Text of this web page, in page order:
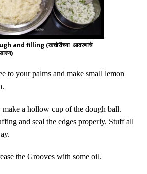
and filling (कचोरीच्या आवरणाचे
to your palms and make small lemon
a hollow cup of the dough ball.
and seal the edges properly. Stuff all
the Grooves with some oil.